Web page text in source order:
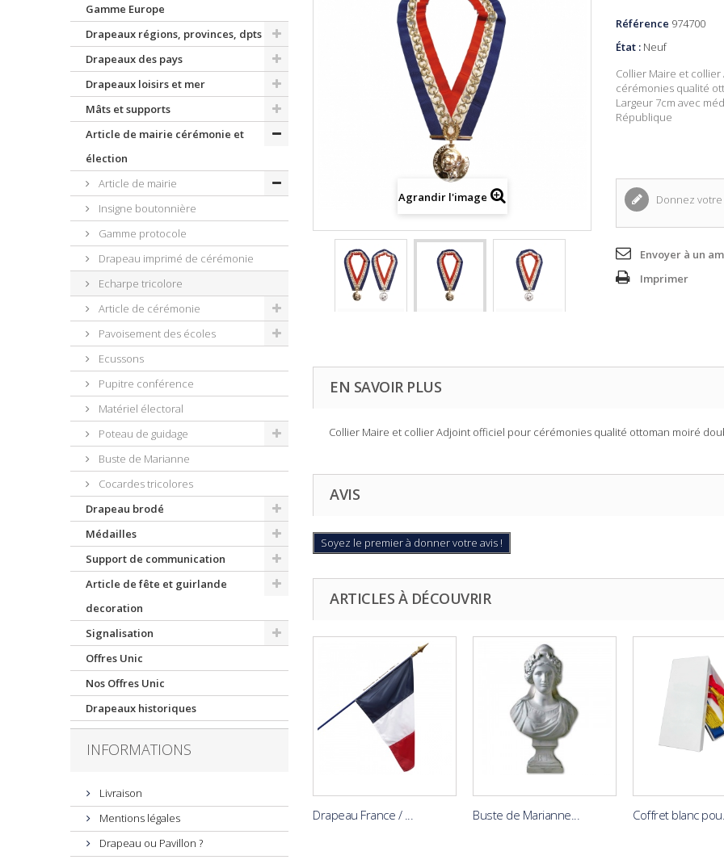
Gamme Europe
Drapeaux régions, provinces, dpts
Drapeaux des pays
Drapeaux loisirs et mer
Mâts et supports
Article de mairie cérémonie et
élection
Article de mairie
Insigne boutonnière
Gamme protocole
Drapeau imprimé de cérémonie
Echarpe tricolore
Article de cérémonie
Pavoisement des écoles
Ecussons
Pupitre conférence
Matériel électoral
Poteau de guidage
Buste de Marianne
Cocardes tricolores
Drapeau brodé
Médailles
Support de communication
Article de fête et guirlande
decoration
Signalisation
Offres Unic
Nos Offres Unic
Drapeaux historiques
INFORMATIONS
Livraison
Mentions légales
Drapeau ou Pavillon ?
Agrandir l'image
Référence 974700
État : Neuf
Collier Maire et
cérémonies qualité
Largeur 7cm avec
République
Donnez votre
Envoyer à un
Imprimer
EN SAVOIR PLUS
Collier Maire et collier Adjoint officiel pour cérémonies qualité ottoman moiré
AVIS
Soyez le premier à donner votre avis !
ARTICLES À DÉCOUVRIR
Drapeau France / ... Buste de Marianne... Coffret blanc